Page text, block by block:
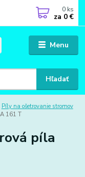
Menu
Hľadať
0 ks
za 0 €
Píly na ošetrovanie stromov
161 T
píla